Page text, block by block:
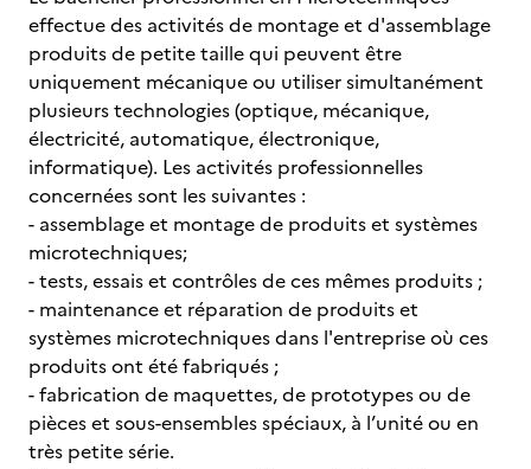
effectue des activités de montage et d'assemblage
produits de petite taille qui peuvent être
uniquement mécanique ou utiliser simultanément
plusieurs technologies (optique, mécanique,
électricité, automatique, électronique,
informatique). Les activités professionnelles
concernées sont les suivantes :
- assemblage et montage de produits et systèmes
microtechniques;
- tests, essais et contrôles de ces mêmes produits ;
- maintenance et réparation de produits et
systèmes microtechniques dans l'entreprise où ces
produits ont été fabriqués ;
- fabrication de maquettes, de prototypes ou de
pièces et sous-ensembles spéciaux, à l’unité ou en
très petite série.